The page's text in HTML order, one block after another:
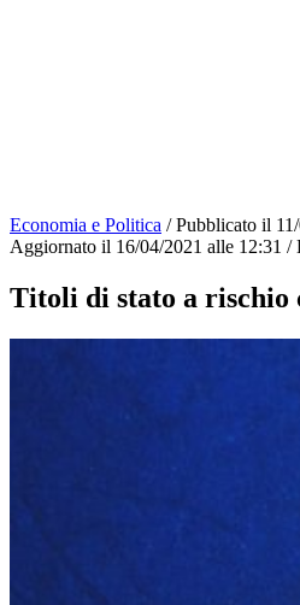
Economia e Politica / Pubblicato il
Aggiornato il 16/04/2021 alle 12:31 /
Titoli di stato a rischio